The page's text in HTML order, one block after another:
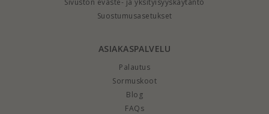
Suostumusasetukset
ASIAKASPALVELU
Palautus
Sormuskoot
Blog
FAQs